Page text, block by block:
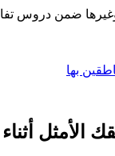
ضمن دروس
الأمثل